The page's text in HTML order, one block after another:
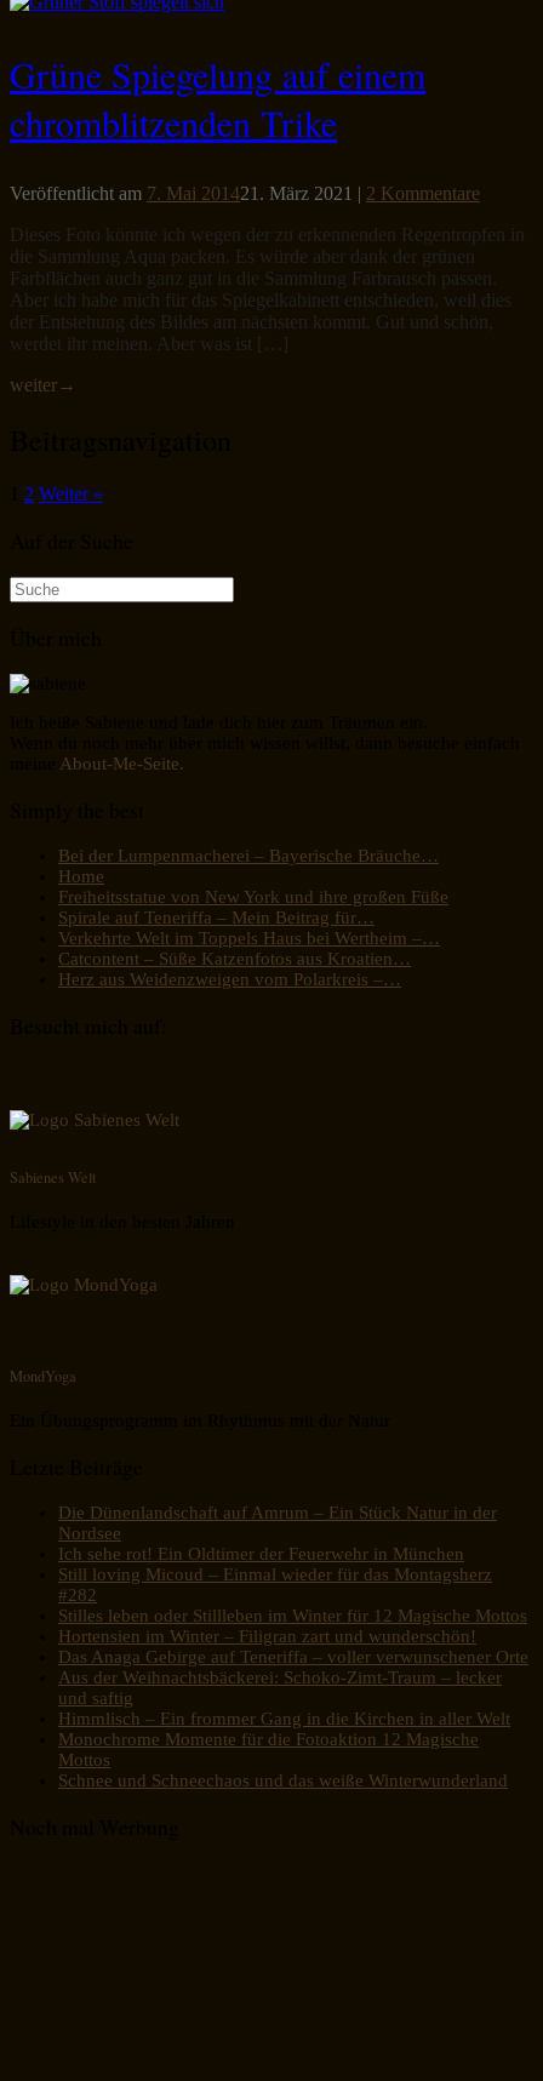
Grüne Spiegelung auf einem
chromblitzenden Trike
Veröffentlicht am 7. Mai 201421. März 2021 | 2 Kommentare
Dieses Foto könnte ich wegen der zu erkennenden Regentropfen in
die Sammlung Aqua packen. Es würde aber dank der grünen
Farbflächen auch ganz gut in die Sammlung Farbrausch passen.
Aber ich habe mich für das Spiegelkabinett entschieden, weil dies
der Entstehung des Bildes am nächsten kommt. Gut und schön,
werdet ihr meinen. Aber was ist […]
weiter→
2 Weiter »
Suche
nach:
About-Me-Seite.
Bei der Lumpenmacherei – Bayerische Bräuche…
Home
Freiheitsstatue von New York und ihre großen Füße
Spirale auf Teneriffa – Mein Beitrag für…
Verkehrte Welt im Toppels Haus bei Wertheim –…
Catcontent – Süße Katzenfotos aus Kroatien…
Herz aus Weidenzweigen vom Polarkreis –…
Sabienes Welt
MondYoga
Die Dünenlandschaft auf Amrum – Ein Stück Natur in der
Nordsee
Ich sehe rot! Ein Oldtimer der Feuerwehr in München
Still loving Micoud – Einmal wieder für das Montagsherz
#282
Stilles leben oder Stillleben im Winter für 12 Magische Mottos
Hortensien im Winter – Filigran zart und wunderschön!
Das Anaga Gebirge auf Teneriffa – voller verwunschener Orte
Aus der Weihnachtsbäckerei: Schoko-Zimt-Traum – lecker
und saftig
Himmlisch – Ein frommer Gang in die Kirchen in aller Welt
Monochrome Momente für die Fotoaktion 12 Magische
Mottos
Schnee und Schneechaos und das weiße Winterwunderland